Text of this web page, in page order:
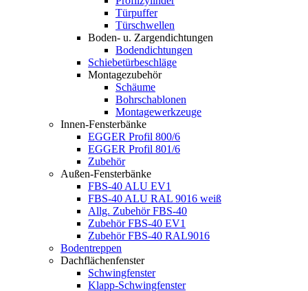
Türpuffer
Türschwellen
Boden- u. Zargendichtungen
Bodendichtungen
Schiebetürbeschläge
Montagezubehör
Schäume
Bohrschablonen
Montagewerkzeuge
Innen-Fensterbänke
EGGER Profil 800/6
EGGER Profil 801/6
Zubehör
Außen-Fensterbänke
FBS-40 ALU EV1
FBS-40 ALU RAL 9016 weiß
Allg. Zubehör FBS-40
Zubehör FBS-40 EV1
Zubehör FBS-40 RAL9016
Bodentreppen
Dachflächenfenster
Schwingfenster
Klapp-Schwingfenster